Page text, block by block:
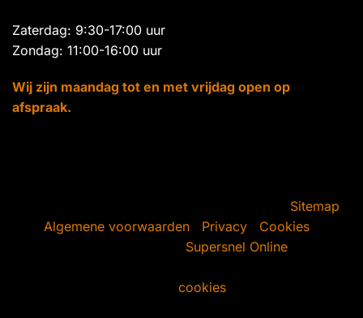
Zaterdag: 9:30-17:00 uur
Zondag: 11:00-16:00 uur
Wij zijn maandag tot en met vrijdag open op
afspraak.
Sitemap
Algemene voorwaarden
Privacy Cookies
Supersnel Online
cookies